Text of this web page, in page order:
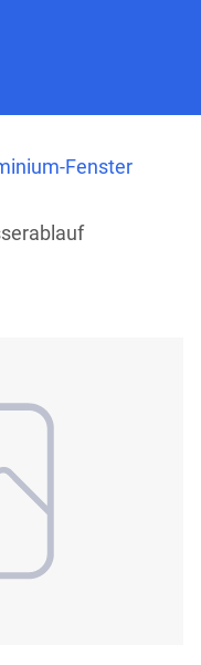
Fenster